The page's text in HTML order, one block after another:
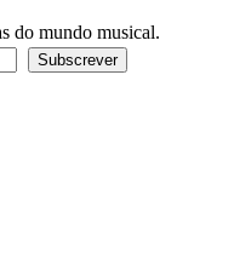
do mundo musical.